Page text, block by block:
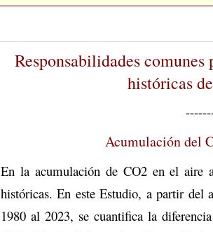
Responsabilidades
históricas
Acumulación del
En la acumulación de CO2 en el aire
históricas. En este Estudio, a partir del
1980 al 2023, se cuantifica la